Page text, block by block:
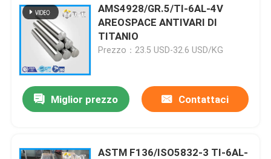
AMS4928/GR.5/TI-6AL-4V
AREOSPACE ANTIVARI DI
TITANIO
Prezzo：23.5 USD-32.6 USD/KG
Miglior prezzo Contattaci
ASTM F136/ISO5832-3 TI-6AL-